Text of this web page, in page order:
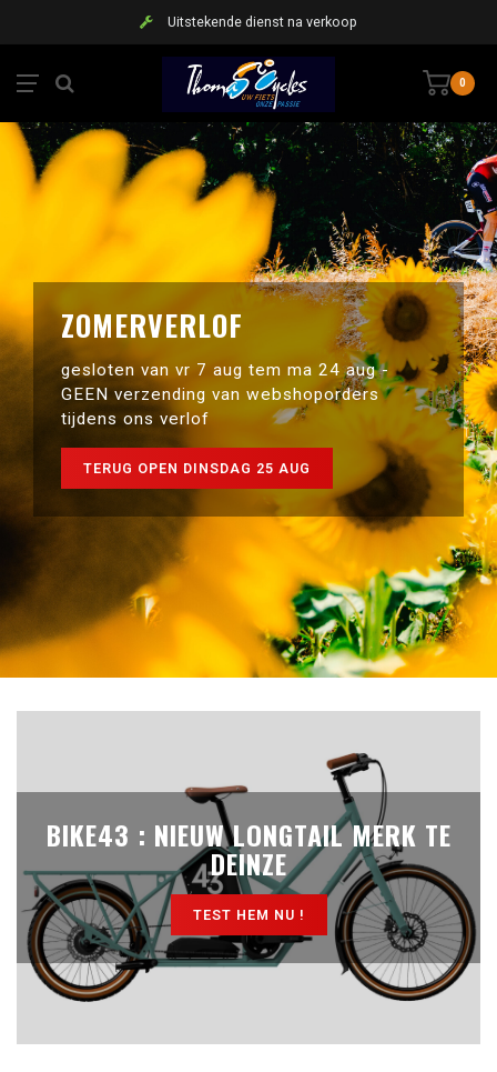
Uitstekende dienst na verkoop
0
ZOMERVERLOF
gesloten van vr 7 aug tem ma 24 aug -
GEEN verzending van webshoporders
tijdens ons verlof
TERUG OPEN DINSDAG 25 AUG
BIKE43 : NIEUW LONGTAIL MERK TE
DEINZE
TEST HEM NU !